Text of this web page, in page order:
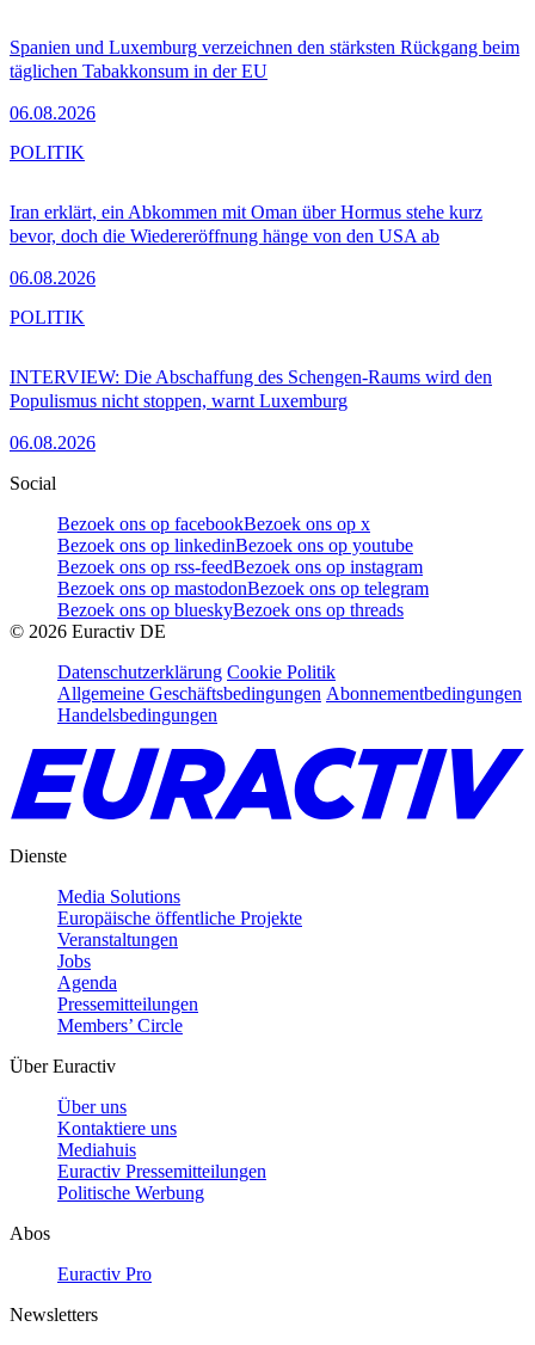
Spanien und Luxemburg verzeichnen den stärksten Rückgang beim
täglichen Tabakkonsum in der EU
06.08.2026
Iran erklärt, ein Abkommen mit Oman über Hormus stehe kurz
bevor, doch die Wiedereröffnung hänge von den USA ab
06.08.2026
POLITIK
INTERVIEW: Die Abschaffung des Schengen-Raums wird den
Populismus nicht stoppen, warnt Luxemburg
06.08.2026
POLITIK
Social
Bezoek ons op facebookBezoek ons op x
Bezoek ons op linkedinBezoek ons op youtube
Bezoek ons op rss-feedBezoek ons op instagram
Bezoek ons op mastodonBezoek ons op telegram
Bezoek ons op blueskyBezoek ons op threads
© 2026 Euractiv DE
Datenschutzerklärung Cookie Politik
Allgemeine Geschäftsbedingungen Abonnementbedingungen
Handelsbedingungen
Dienste
Media Solutions
Europäische öffentliche Projekte
Veranstaltungen
Jobs
Agenda
Pressemitteilungen
Members’ Circle
Über Euractiv
Über uns
Kontaktiere uns
Mediahuis
Euractiv Pressemitteilungen
Politische Werbung
Abos
Euractiv Pro
Newsletters